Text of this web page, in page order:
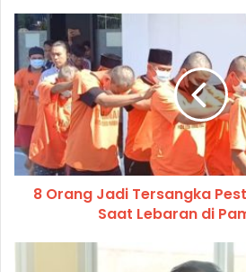
8 Orang Jadi Tersangka
Saat Lebaran di